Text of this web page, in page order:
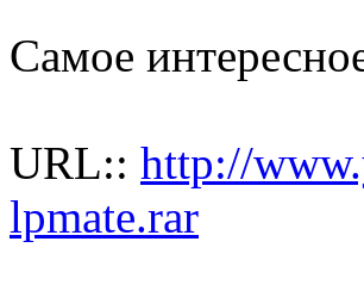
Самое
URL:: http://
lpmate.rar